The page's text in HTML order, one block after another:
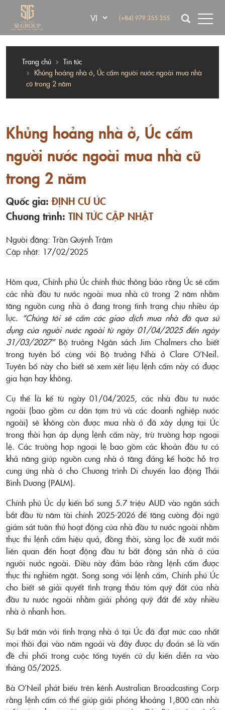
(+84) 979 355 355
Trang chủ
Tin tức
Khủng hoảng nhà ở, Úc cấm người nước ngoài mua nhà
cũ trong 2 năm
Khủng hoảng nhà ở, Úc cấm
người nước ngoài mua nhà cũ
trong 2 năm
Quốc gia: ĐỊNH CƯ ÚC
Chương trình: TIN TỨC CẬP NHẬT
Người đăng: Trần Quỳnh Trâm
Cập nhật: 17/02/2025
Hôm qua, Chính phủ Úc chính thức thông báo rằng Úc sẽ cấm
các nhà đầu tư nước ngoài mua nhà cũ trong 2 năm nhằm
tăng nguồn cung nhà ở đang trong tình trạng chịu nhiều áp
lực. “Chúng tôi sẽ cấm các giao dịch mua nhà đã qua sử
dụng của người nước ngoài từ ngày 01/04/2025 đến ngày
31/03/2027”Bộ trưởng Ngân sách Jim Chalmers cho biết
trong tuyên bố cùng với Bộ trưởng Nhà ở Clare O’Neil.
Tuyên bố này cho biết sẽ xem xét liệu lệnh cấm này có được
gia hạn hay không.
Cụ thể là kể từ ngày 01/04/2025, các nhà đầu tư nước
ngoài (bao gồm cư dân tạm trú và các doanh nghiệp nước
ngoài) sẽ không còn được mua nhà ở đã xây dựng tại Úc
trong thời hạn áp dụng lệnh cấm này, trừ trường hợp ngoại
lệ. Các trường hợp ngoại lệ bao gồm các khoản đầu tư có
khả năng giúp nguồn cung nhà ở tăng đáng kể hoặc hỗ trợ
cung ứng nhà ở cho Chương trình Di chuyển lao động Thái
Bình Dương (PALM).
Chính phủ Úc dự kiến bổ sung 5.7 triệu AUD vào ngân sách
bắt đầu từ năm tài chính 2025-2026 để tăng cường đội ngũ
giám sát tuân thủ hoạt động của nhà đầu tư nước ngoài nhằm
thực thi lệnh cấm hiệu quả, đồng thời, sàng lọc đề xuất mới
liên quan đến hoạt động đầu tư bất động sản nhà ở của
người nước ngoài. Điều này đảm bảo rằng lệnh cấm được
thực thi nghiêm ngặt. Song song với lệnh cấm, Chính phủ Úc
cho biết sẽ giải quyết tình trạng thâu tóm quỹ đất của nhà
đầu tư nước ngoài nhằm giải phóng quỹ đất để xây nhiều
nhà ở nhanh hơn.
Sự bất mãn với tình trạng nhà ở tại Úc đã đạt mức cao nhất
mọi thời đại vào năm ngoái và đây được dự đoán sẽ là vấn
đề chi phối trong cuộc tổng tuyển cử dự kiến diễn ra vào
tháng 05/2025.
Bà O’Neil phát biểu trên kênh Australian Broadcasting Corp
rằng lệnh cấm có thể giúp giải phóng khoảng 1,800 căn nhà